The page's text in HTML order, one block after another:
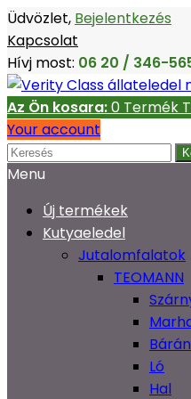
Üdvözlet, Bejelentkezés
Kapcsolat
Hívj most: 06 20 / 346-
Az Ön kosara:0 Termék
Your account
Menu
Új termékek
Kutyaeledel
Jutalomfalatok
TEOMANN
Ló
Hal